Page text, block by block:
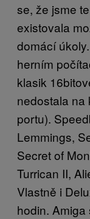
se, že jsme
existovala
domácí
herním
klasik
nedostala na
portu).
Lemmings,
Secret of
Turrican II,
Vlastně i
hodin.